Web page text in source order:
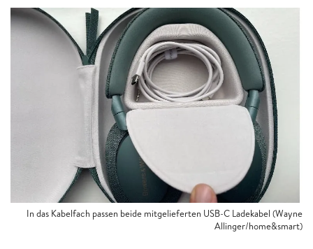
In das Kabelfach passen beide mitgelieferten USB-C Ladekabel (Wayne
Allinger/home&smart)